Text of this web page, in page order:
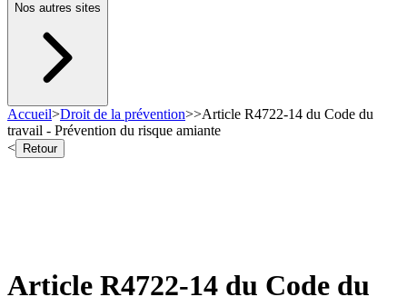
Nos autres sites
Accueil>Droit de la prévention>>Article R4722-14 du Code du
travail - Prévention du risque amiante
<
Retour
Article R4722-14 du Code du